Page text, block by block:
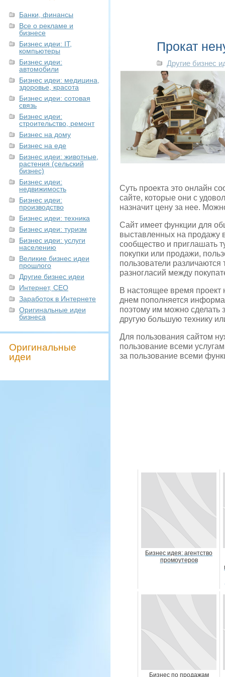
Банки, финансы
Все о рекламе и
бизнесе
Бизнес идеи: IT,
компьютеры
Бизнес идеи:
автомобили
Бизнес идеи: медицина,
здоровье, красота
Бизнес идеи: сотовая
связь
Бизнес идеи:
строительство, ремонт
Бизнес на дому
Бизнес на еде
Бизнес идеи: животные,
растения (сельский
бизнес)
Бизнес идеи:
недвижимость
Бизнес идеи:
производство
Бизнес идеи: техника
Бизнес идеи: туризм
Бизнес идеи: услуги
населению
Великие бизнес идеи
прошлого
Другие бизнес идеи
Интернет, СЕО
Заработок в Интернете
Оригинальные идеи
бизнеса
Оригинальные
идеи
Прокат
Другие бизнес
Суть проекта это онлайн
сайте, которые они с
назначит цену за нее.
Сайт имеет функции для
выставленных на продажу
сообщество и приглашать
покупки или продажи,
пользователи различаются
разногласий между
В настоящее время проект
днем пополняется
поэтому им можно сделать
другую большую технику
Для пользования сайтом
пользование всеми
за пользование всеми
Бизнес идея: агентство
промоутеров
Бизнес по продажам